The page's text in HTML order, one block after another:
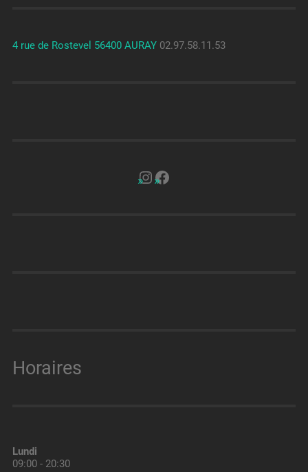
4 rue de Rostevel 56400 AURAY02.97.58.11.53
Horaires
Lundi
09:00 - 20:30